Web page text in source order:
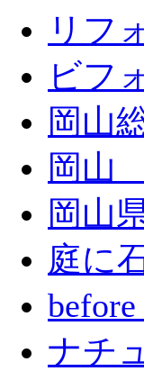
リフ
ビフ
岡山
岡山
岡山
庭に
ナチ